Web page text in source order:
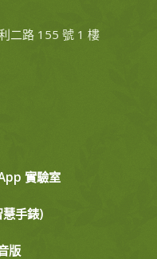
二路 155 號 1 樓
實驗室
手錶)
版